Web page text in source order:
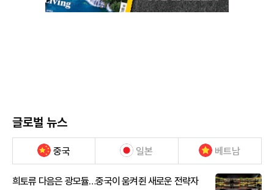
글로벌 뉴스
중국 일본 베트남
희토류 다음은 광모듈…중국이 움켜쥔 새로운 전략자